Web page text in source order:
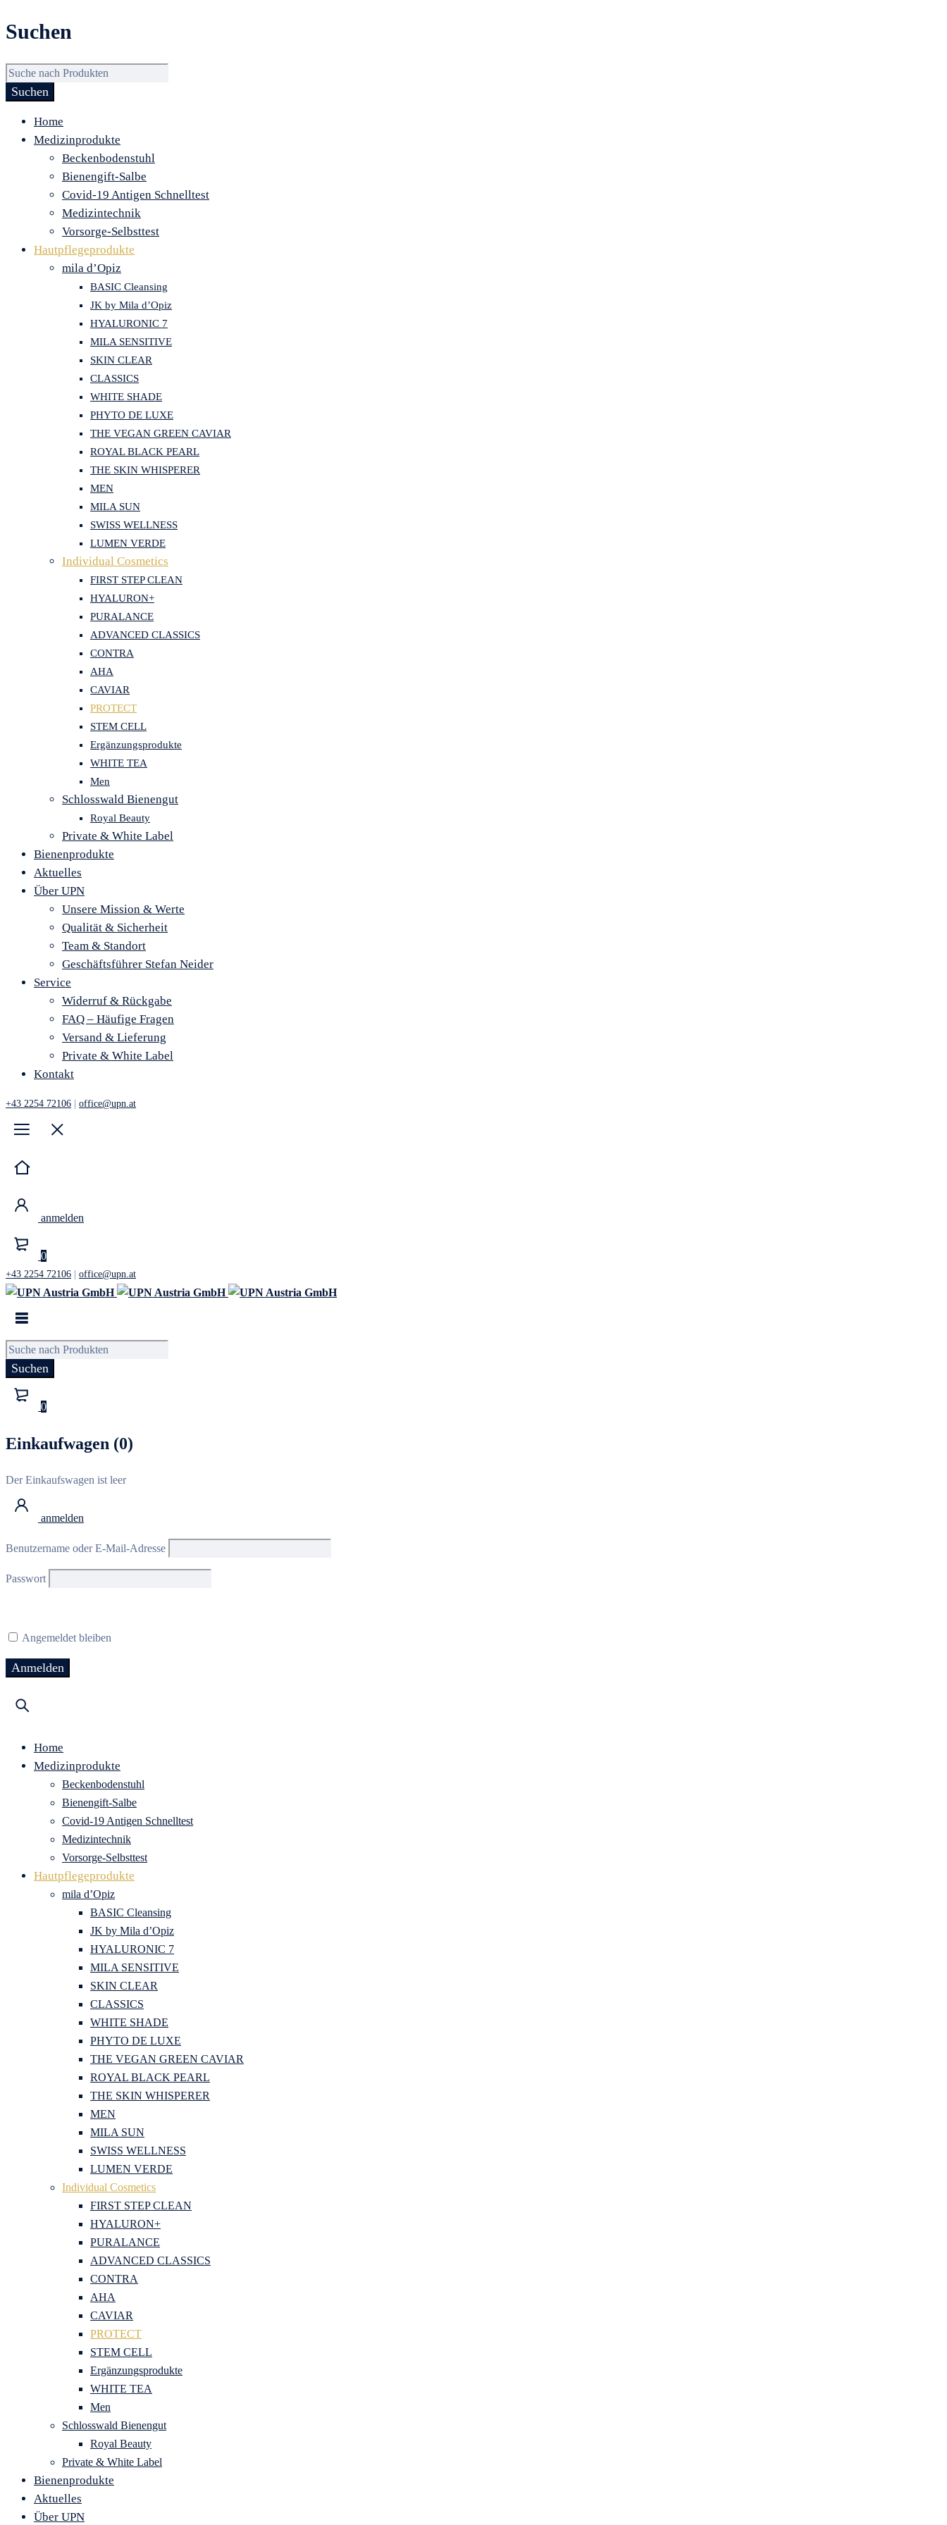
Suchen
Home
Medizinprodukte
Beckenbodenstuhl
Bienengift-Salbe
Covid-19 Antigen Schnelltest
Medizintechnik
Vorsorge-Selbsttest
Hautpflegeprodukte
mila d’Opiz
BASIC Cleansing
JK by Mila d’Opiz
HYALURONIC 7
MILA SENSITIVE
SKIN CLEAR
CLASSICS
WHITE SHADE
PHYTO DE LUXE
THE VEGAN GREEN CAVIAR
ROYAL BLACK PEARL
THE SKIN WHISPERER
MEN
MILA SUN
SWISS WELLNESS
LUMEN VERDE
Individual Cosmetics
FIRST STEP CLEAN
HYALURON+
PURALANCE
ADVANCED CLASSICS
CONTRA
AHA
CAVIAR
PROTECT
STEM CELL
Ergänzungsprodukte
WHITE TEA
Men
Schlosswald Bienengut
Royal Beauty
Private & White Label
Bienenprodukte
Aktuelles
Über UPN
Unsere Mission & Werte
Qualität & Sicherheit
Team & Standort
Geschäftsführer Stefan Neider
Service
Widerruf & Rückgabe
FAQ – Häufige Fragen
Versand & Lieferung
Private & White Label
Kontakt
+43 2254 72106 office@upn.at
anmelden
0
+43 2254 72106 office@upn.at
0
Einkaufwagen (0)
Der Einkaufswagen ist leer
anmelden
Benutzername oder E-Mail-Adresse
Passwort
Angemeldet bleiben
Home
Medizinprodukte
Beckenbodenstuhl
Bienengift-Salbe
Covid-19 Antigen Schnelltest
Medizintechnik
Vorsorge-Selbsttest
Hautpflegeprodukte
mila d’Opiz
BASIC Cleansing
JK by Mila d’Opiz
HYALURONIC 7
MILA SENSITIVE
SKIN CLEAR
CLASSICS
WHITE SHADE
PHYTO DE LUXE
THE VEGAN GREEN CAVIAR
ROYAL BLACK PEARL
THE SKIN WHISPERER
MEN
MILA SUN
SWISS WELLNESS
LUMEN VERDE
Individual Cosmetics
FIRST STEP CLEAN
HYALURON+
PURALANCE
ADVANCED CLASSICS
CONTRA
AHA
CAVIAR
PROTECT
STEM CELL
Ergänzungsprodukte
WHITE TEA
Men
Schlosswald Bienengut
Royal Beauty
Private & White Label
Bienenprodukte
Aktuelles
Über UPN